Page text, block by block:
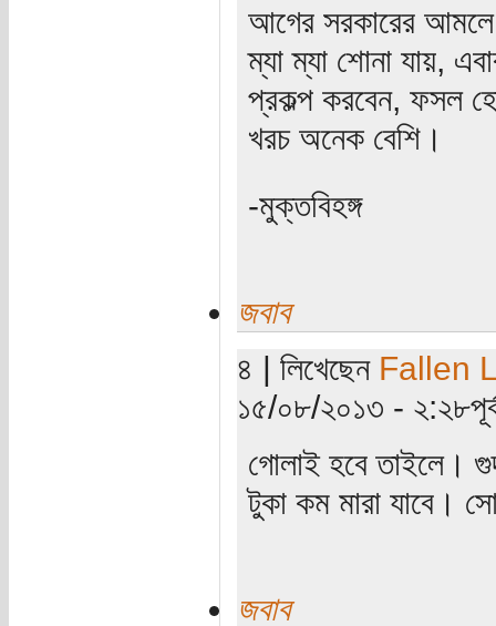
আগের সরকারের আমলে
ম্যা ম্যা শোনা যায়,
প্রকল্প করবেন, ফসল
খরচ অনেক বেশি।
-মুক্তবিহঙ্গ
জবাব
৪ | লিখেছেন Fallen
১৫/০৮/২০১৩ -
গোলাই হবে তাইলে।
টুকা কম মারা যাবে।
জবাব